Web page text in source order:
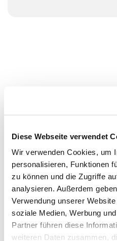
Diese Webseite verwendet
Wir verwenden Cookies, um
personalisieren, Funktionen
zu können und die Zugriffe
analysieren. Außerdem
Verwendung unserer
soziale Medien, Werbung
Partner führen diese
weiteren Daten zusammen,